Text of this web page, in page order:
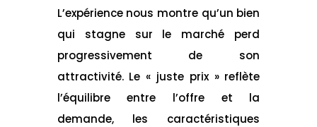
L’expérience nous montre qu’un bien
qui stagne sur le marché perd
progressivement de son
attractivité. Le « juste prix » reflète
l’équilibre entre l’offre et la
demande, les caractéristiques